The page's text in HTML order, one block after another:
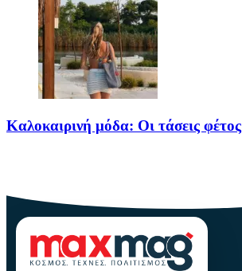
Καλοκαιρινή μόδα: Οι τάσεις φέτος